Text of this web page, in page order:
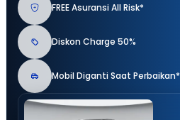
FREE Asuransi All Risk*
Diskon Charge 50%
Mobil Diganti Saat Perbaikan*